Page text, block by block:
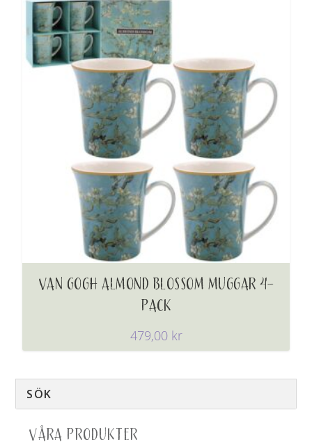
VAN GOGH ALMOND BLOSSOM MUGGAR 4-
PACK
479,00 kr
VÅRA PRODUKTER